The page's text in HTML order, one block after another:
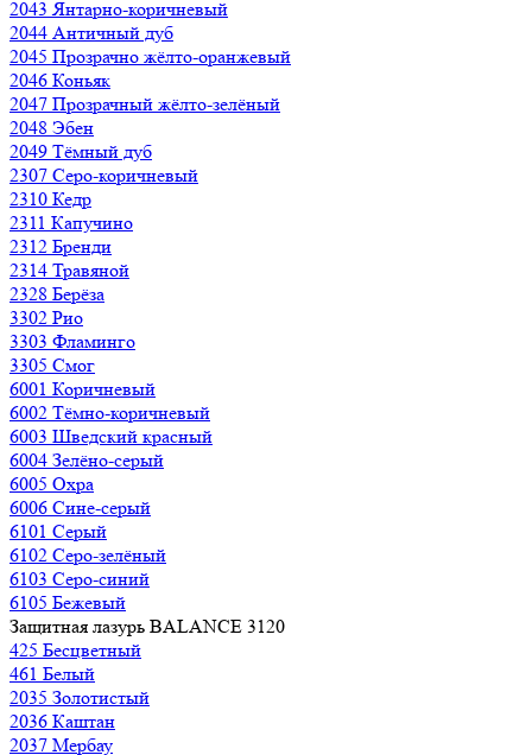
2043 Янтарно-коричневый
2044 Античный дуб
2045 Прозрачно жёлто-оранжевый
2046 Коньяк
2047 Прозрачный жёлто-зелёный
2048 Эбен
2049 Тёмный дуб
2307 Серо-коричневый
2310 Кедр
2311 Капучино
2312 Бренди
2314 Травяной
2328 Берёза
3302 Рио
3303 Фламинго
3305 Смог
6001 Коричневый
6002 Тёмно-коричневый
6003 Шведский красный
6004 Зелёно-серый
6005 Охра
6006 Сине-серый
6101 Серый
6102 Серо-зелёный
6103 Серо-синий
6105 Бежевый
Защитная лазурь BALANCE 3120
425 Бесцветный
461 Белый
2035 Золотистый
2036 Каштан
2037 Мербау